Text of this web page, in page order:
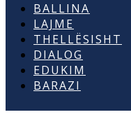
BALLINA
LAJME
THELLËSISHT
DIALOG
EDUKIM
BARAZI